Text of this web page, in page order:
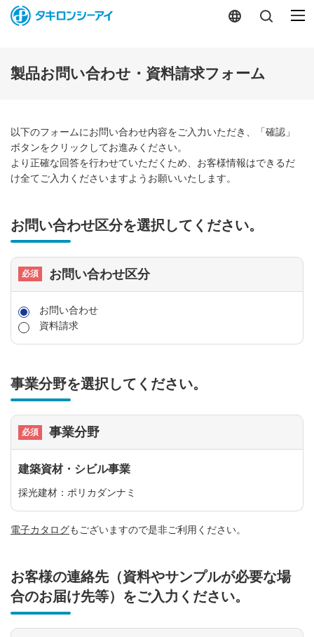
製品お問い合わせ・資料請求フォーム
以下のフォームにお問い合わせ内容をご入力いただき、「確認」
ボタンをクリックしてお進みください。
より正確な回答を行わせていただくため、お客様情報はできるだ
け全てご入力くださいますようお願いいたします。
お問い合わせ区分を選択してください。
お問い合わせ区分
お問い合わせ
資料請求
事業分野を選択してください。
事業分野
建築資材・シビル事業
採光建材：ポリカダンナミ
電子カタログもございますので是非ご利用ください。
お客様の連絡先（資料やサンプルが必要な場
合のお届け先等）をご入力ください。